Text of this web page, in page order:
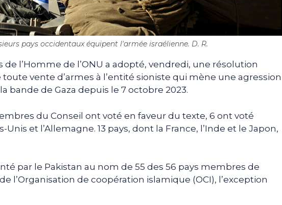
pays occidentaux équipent l'armée israélienne. D. R.
de l’Homme de l’ONU a adopté, vendredi, une résolution
toute vente d’armes à l’entité sioniste qui mène une agression
bande de Gaza depuis le 7 octobre 2023.
du Conseil ont voté en faveur du texte, 6 ont voté
et l’Allemagne. 13 pays, dont la France, l’Inde et le Japon,
par le Pakistan au nom de 55 des 56 pays membres de
l’Organisation de coopération islamique (OCI), l’exception